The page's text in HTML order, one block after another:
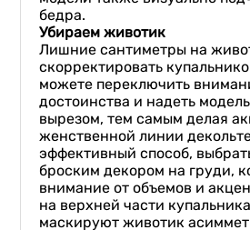
бедра.
Убираем животик
Лишние сантиметры на
скорректировать
можете переключить
достоинства и надеть
вырезом, тем самым делая
женственной линии
эффективный способ,
броским декором на груди,
внимание от объемов и
на верхней части
маскируют животик